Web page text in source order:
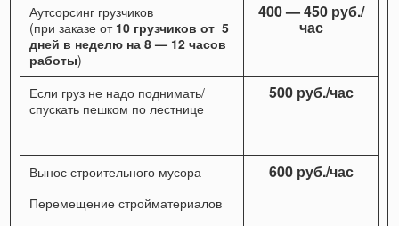
Аутсорсинг грузчиков
(при заказе от10 грузчиков от 5
дней в неделю на 8 — 12 часов
работы)
400 — 450 руб./
час
Если груз не надо поднимать/
спускать пешком по лестнице
500 руб./час
Вынос строительного мусора
Перемещение стройматериалов
600 руб./час